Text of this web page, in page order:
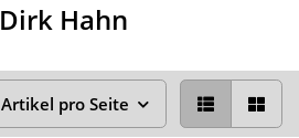
Hahn
Artikel pro Seite